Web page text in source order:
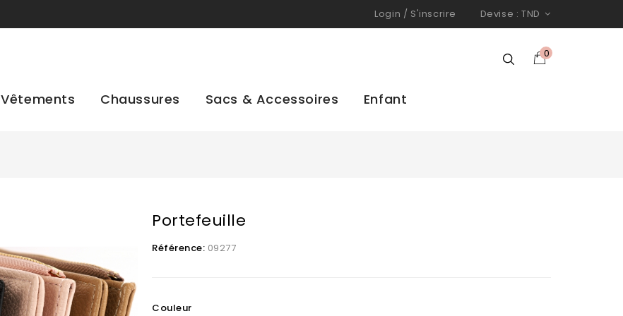
Login / S'inscrire Devise : TND
0
Vêtements Chaussures Sacs & Accessoires Enfant
Portefeuille
Référence: 09277
Couleur